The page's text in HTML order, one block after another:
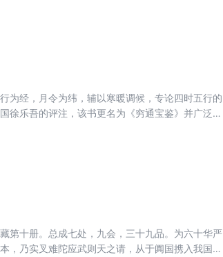
导；脏象学说及脏腑经络临床辨证之规律；以脉
本统领下之标本缓急先后及因人因地因时制宜之
较详之论述。齐梁医家全元起曾对此书加以注
扩为24卷，因而流传。
为经，月令为纬，辅以寒暖调候，专论四时五行的
徐乐吾的评注，该书更名为《穷通宝鉴》并广泛流
第十册。总成七处，九会，三十九品。为六十华严
，乃实叉难陀应武则天之请，从于阗国携入我国，